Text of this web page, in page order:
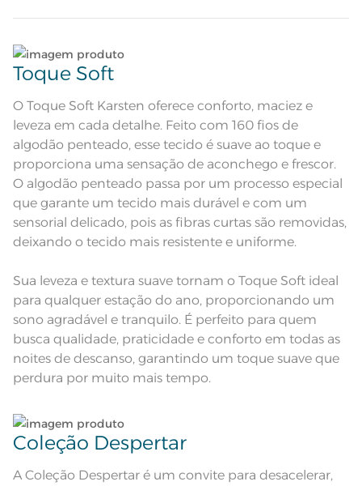
Atributos
Descrição Visual
uma estampa geométrica na
colcha e nos porta-travesseiros. O
verso, tem uma textura verde
minimalista
Composição
100% Algodão; Manta de
enchimento 100% Poliéster
Tamanho King
Itens Inclusos 1 Colcha; 2 Porta-travesseiros
Medida
travesseiro: 50cm x 70cm
Acabamento Estampado
Observações
Pode haver pequena variação de
e modelo do monitor ou do
nas especificações técnicas do
Lave tipos de tecidos distintos separadamente;
Não lave cores claras e cores escuras no mesmo
ciclo;
Lave as peças no ciclo leve, suave ou delicado de
sua lavadora;
Enxágue as peças com bastante água;
Utilize a quantidade mínima de amaciante e sabão;
Leia atentamente as instruções na etiqueta.
Toque Soft
O Toque Soft Karsten oferece conforto, maciez e
leveza em cada detalhe. Feito com 160 fios de
algodão penteado, esse tecido é suave ao toque e
proporciona uma sensação de aconchego e frescor.
O algodão penteado passa por um processo especial
que garante um tecido mais durável e com um
sensorial delicado, pois as fibras curtas são removidas,
deixando o tecido mais resistente e uniforme.
Sua leveza e textura suave tornam o Toque Soft ideal
para qualquer estação do ano, proporcionando um
sono agradável e tranquilo. É perfeito para quem
busca qualidade, praticidade e conforto em todas as
noites de descanso, garantindo um toque suave que
perdura por muito mais tempo.
Coleção Despertar
A Coleção Despertar é um convite para desacelerar,